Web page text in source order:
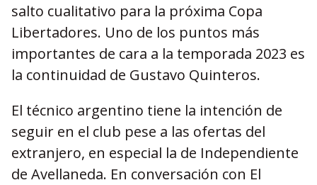
salto cualitativo para la próxima Copa
Libertadores. Uno de los puntos más
importantes de cara a la temporada 2023 es
la continuidad de Gustavo Quinteros.
El técnico argentino tiene la intención de
seguir en el club pese a las ofertas del
extranjero, en especial la de Independiente
de Avellaneda. En conversación con El